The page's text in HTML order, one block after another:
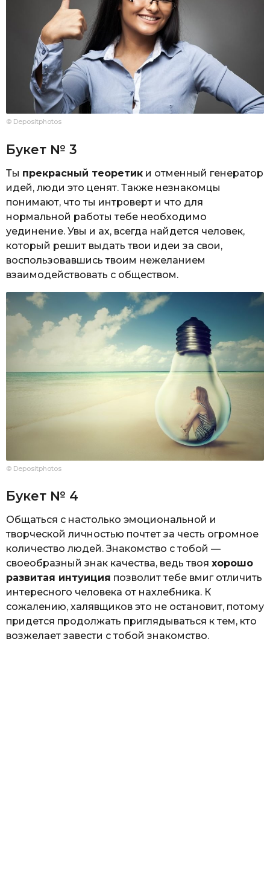
© Depositphotos
Букет № 3
Ты прекрасный теоретик и отменный генератор
идей, люди это ценят. Также незнакомцы
понимают, что ты интроверт и что для
нормальной работы тебе необходимо
уединение. Увы и ах, всегда найдется человек,
который решит выдать твои идеи за свои,
воспользовавшись твоим нежеланием
взаимодействовать с обществом.
© Depositphotos
Букет № 4
Общаться с настолько эмоциональной и
творческой личностью почтет за честь огромное
количество людей. Знакомство с тобой —
своеобразный знак качества, ведь твоя хорошо
развитая интуиция позволит тебе вмиг отличить
интересного человека от нахлебника. К
сожалению, халявщиков это не остановит, потому
придется продолжать приглядываться к тем, кто
возжелает завести с тобой знакомство.